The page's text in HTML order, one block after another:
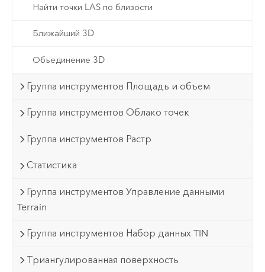
Найти точки LAS по близости
Ближайший 3D
Объединение 3D
Группа инструментов Площадь и объем
Группа инструментов Облако точек
Группа инструментов Растр
Статистика
Группа инструментов Управление данными
Terrain
Группа инструментов Набор данных TIN
Триангулированная поверхность